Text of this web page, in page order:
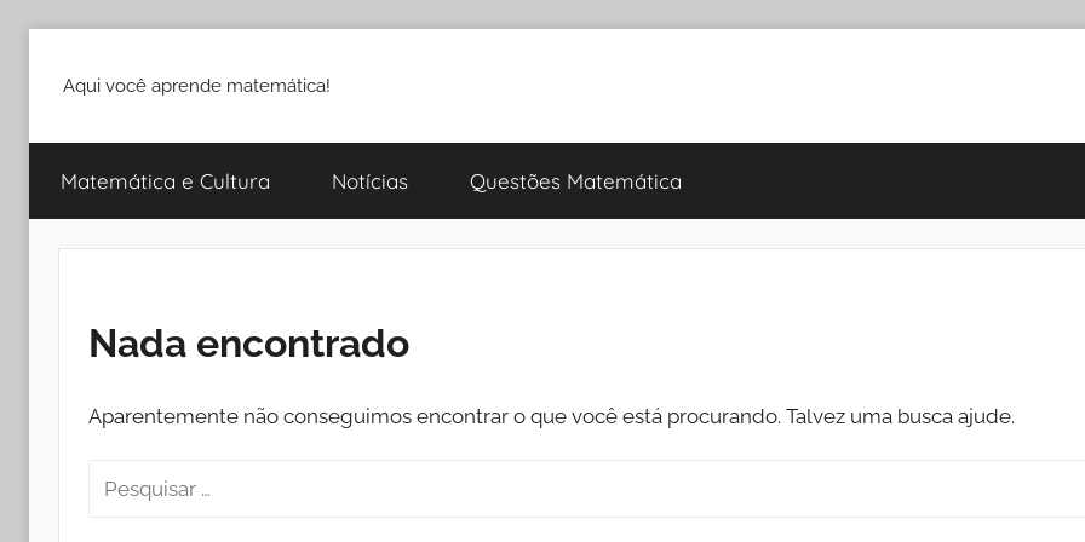
para
conteúdo
Aqui você aprende matemática!
Matemática e Cultura Notícias Questões Matemática
Nada encontrado
Aparentemente não conseguimos encontrar o que você está procurando. Talvez uma busca ajude.
Pesquisar